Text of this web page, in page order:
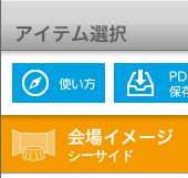
シーサイド